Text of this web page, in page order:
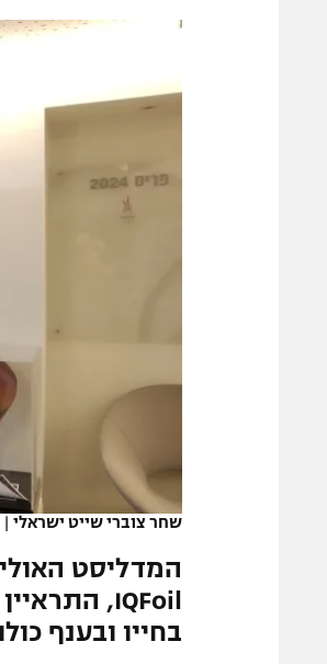
תקנון משתתפים וזוכים
תקנון עבור פעילות ספורט 1 – "מרלן"
גיימינג E-Sports
רשיון להקרנה פומבית לבית
הצטרפות לחבילת הערוצים
שחר צוברי שייט ישראלי |
המדליסט
בחייו ובענף